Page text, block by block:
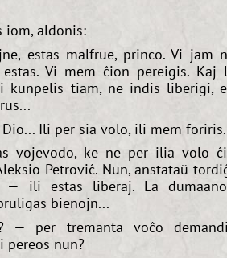
iom, aldonis:
estas malfrue, princo. Vi jam
Vi mem ĉion pereigis. Kaj
kunpelis tiam, ne indis liberigi,
Ili per sia volo, ili mem
vojevodo, ke ne per ilia volo
Petroviĉ. Nun, anstataŭ
— ili estas liberaj. La
bienojn...
per tremanta voĉo
pereos nun?